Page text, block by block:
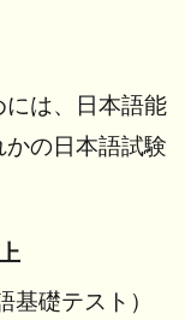
は、日本語能
の日本語試験
基礎テスト）